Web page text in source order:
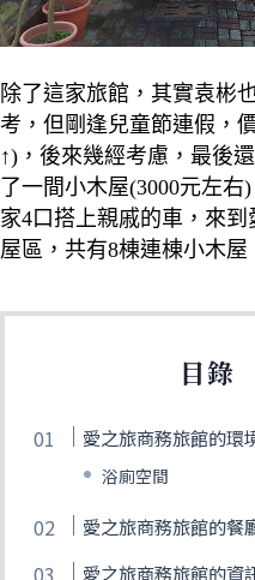
除了這家旅館，其實袁彬
考，但剛逢兒童節連假，
↑)，後來幾經考慮，最後
了一間小木屋(3000元左
家4口搭上親戚的車，來
屋區，共有8棟連棟小木屋
目錄
愛之旅商務旅館的環
浴廁空間
愛之旅商務旅館的餐
愛之旅商務旅館的資